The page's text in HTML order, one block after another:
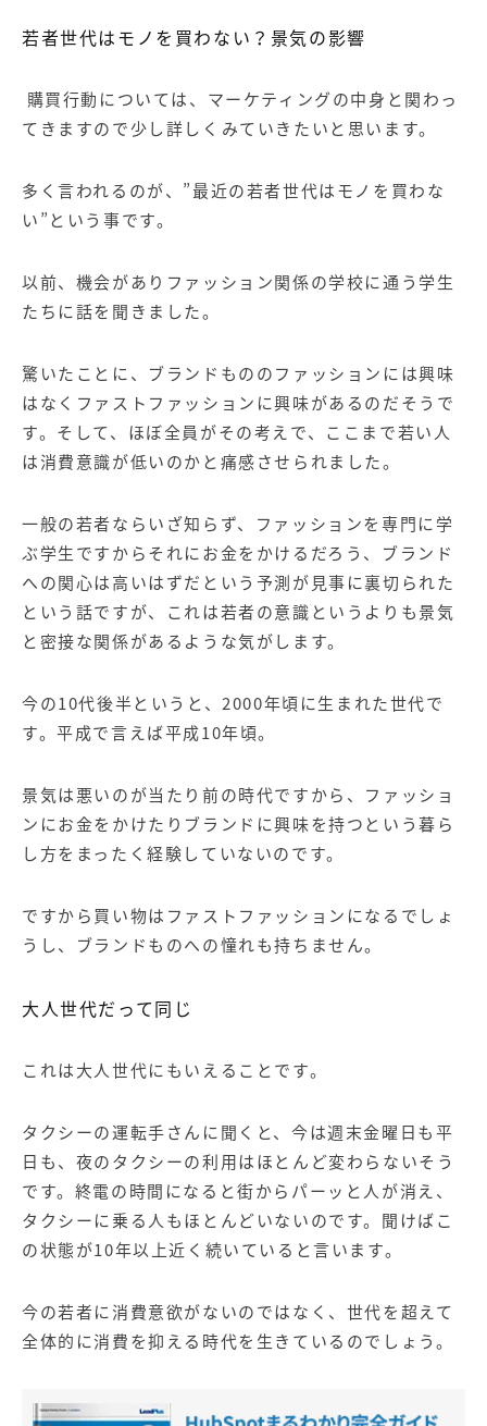
若者世代はモノを買わない？景気の影響
購買行動については、マーケティングの中身と関わっ
てきますので少し詳しくみていきたいと思います。
多く言われるのが、”最近の若者世代はモノを買わな
い”という事です。
以前、機会がありファッション関係の学校に通う学生
たちに話を聞きました。
驚いたことに、ブランドもののファッションには興味
はなくファストファッションに興味があるのだそうで
す。そして、ほぼ全員がその考えで、ここまで若い人
は消費意識が低いのかと痛感させられました。
一般の若者ならいざ知らず、ファッションを専門に学
ぶ学生ですからそれにお金をかけるだろう、ブランド
への関心は高いはずだという予測が見事に裏切られた
という話ですが、これは若者の意識というよりも景気
と密接な関係があるような気がします。
今の10代後半というと、2000年頃に生まれた世代で
す。平成で言えば平成10年頃。
景気は悪いのが当たり前の時代ですから、ファッショ
ンにお金をかけたりブランドに興味を持つという暮ら
し方をまったく経験していないのです。
ですから買い物はファストファッションになるでしょ
うし、ブランドものへの憧れも持ちません。
大人世代だって同じ
これは大人世代にもいえることです。
タクシーの運転手さんに聞くと、今は週末金曜日も平
日も、夜のタクシーの利用はほとんど変わらないそう
です。終電の時間になると街からパーッと人が消え、
タクシーに乗る人もほとんどいないのです。聞けばこ
の状態が10年以上近く続いていると言います。
今の若者に消費意欲がないのではなく、世代を超えて
全体的に消費を抑える時代を生きているのでしょう。